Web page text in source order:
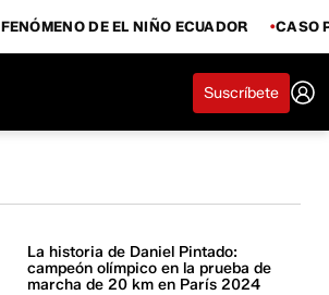
FENÓMENO DE EL NIÑO ECUADOR CASO
Suscríbete
La historia de Daniel Pintado:
campeón olímpico en la prueba de
marcha de 20 km en París 2024